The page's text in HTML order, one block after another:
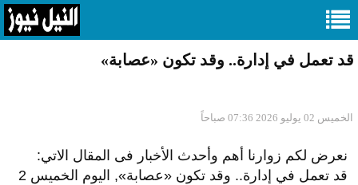
قد تعمل في إدارة.. وقد تكون «عصابة»
الخميس 02 يوليو 2026 07:36 صباحاً
نعرض لكم زوارنا أهم وأحدث الأخبار فى المقال الاتي:
قد تعمل في إدارة.. وقد تكون «عصابة», اليوم الخميس 2